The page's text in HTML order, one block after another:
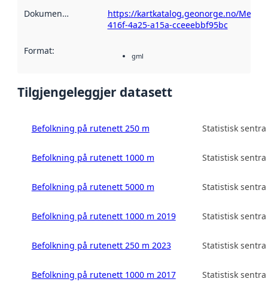
Dokumentasjon
https://kartkatalog.geonorge.no/
416f-4a25-a15a-cceeebbf95bc
Format: gml
Tilgjengeleggjer datasett
Befolkning på rutenett 250 m Statistisk
Befolkning på rutenett 1000 m Statistisk
Befolkning på rutenett 5000 m Statistisk
Befolkning på rutenett 1000 m 2019 Statistisk
Befolkning på rutenett 250 m 2023 Statistisk
Befolkning på rutenett 1000 m 2017 Statistisk